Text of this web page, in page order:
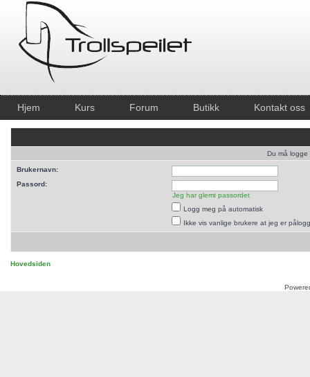
Hjem Kurs Forum Butikk Kontakt oss
Du må
Brukernavn:
Passord:
Jeg har glemt passordet
Logg meg på automatisk
Ikke vis vanlige brukere at jeg er
Hovedsiden